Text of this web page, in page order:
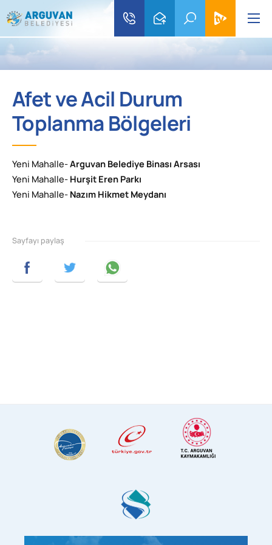
Afet ve Acil Durum
Toplanma Bölgeleri
Yeni Mahalle- Arguvan Belediye Binası Arsası
Yeni Mahalle- Hurşit Eren Parkı
Yeni Mahalle- Nazım Hikmet Meydanı
Sayfayı paylaş